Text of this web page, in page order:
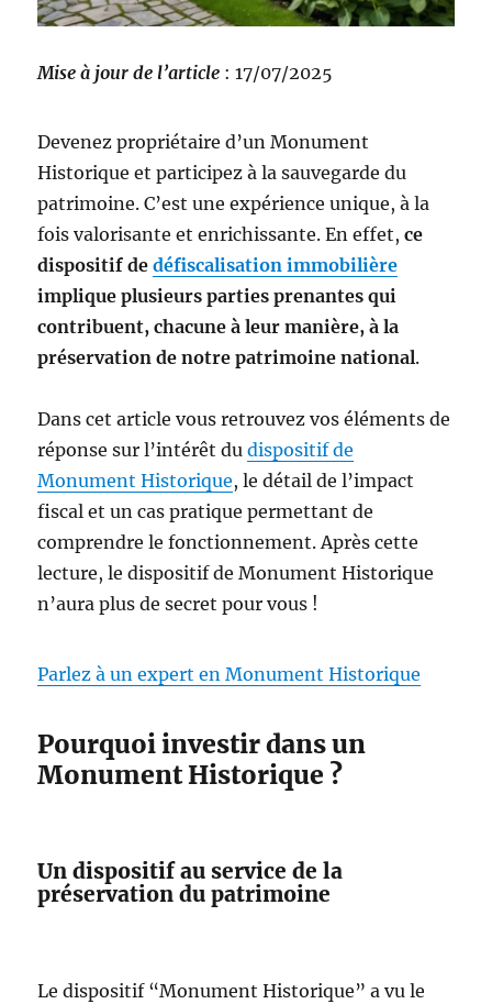
Mise à jour de l’article : 17/07/2025
Devenez propriétaire d’un Monument
Historique et participez à la sauvegarde du
patrimoine. C’est une expérience unique, à la
fois valorisante et enrichissante. En effet,ce
dispositif dedéfiscalisation immobilière
implique plusieurs parties prenantes qui
contribuent, chacune à leur manière, à la
préservation de notre patrimoine national.
Dans cet article vous retrouvez vos éléments de
réponse sur l’intérêt dudispositif de
Monument Historique, le détail de l’impact
fiscal et un cas pratique permettant de
comprendre le fonctionnement. Après cette
lecture, le dispositif de Monument Historique
n’aura plus de secret pour vous !
Parlez à un expert en Monument Historique
Pourquoi investir dans un
Monument Historique ?
Un dispositif au service de la
préservation du patrimoine
Le dispositif “Monument Historique” a vu le